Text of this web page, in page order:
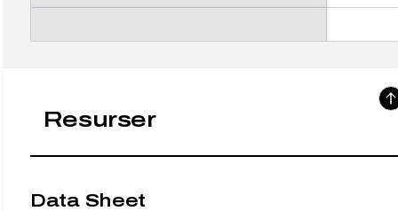
Resurser
Data Sheet